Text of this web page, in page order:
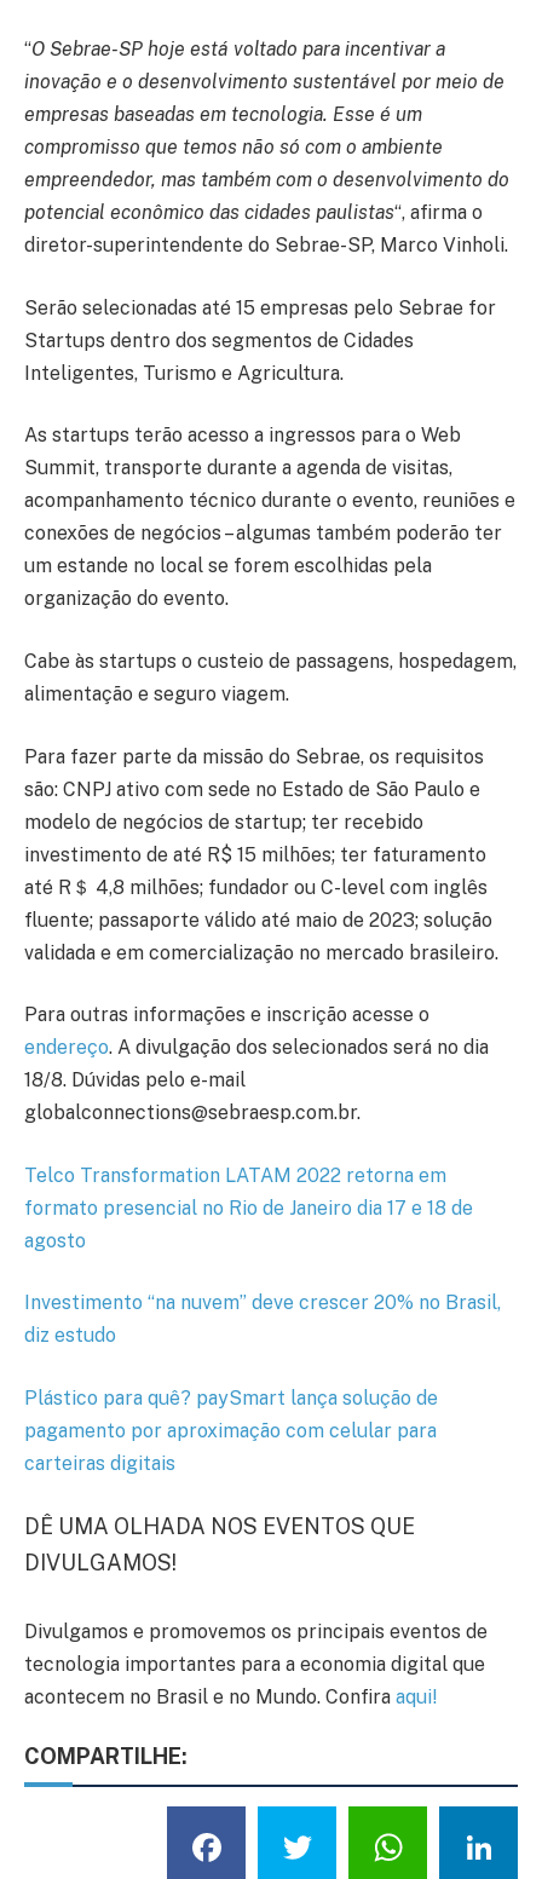
“O Sebrae-SP hoje está voltado para incentivar a
inovação e o desenvolvimento sustentável por meio de
empresas baseadas em tecnologia. Esse é um
compromisso que temos não só com o ambiente
empreendedor, mas também com o desenvolvimento do
potencial econômico das cidades paulistas“, afirma o
diretor-superintendente do Sebrae-SP, Marco Vinholi.
Serão selecionadas até 15 empresas pelo Sebrae for
Startups dentro dos segmentos de Cidades
Inteligentes, Turismo e Agricultura.
As startups terão acesso a ingressos para o Web
Summit, transporte durante a agenda de visitas,
acompanhamento técnico durante o evento, reuniões e
conexões de negócios – algumas também poderão ter
um estande no local se forem escolhidas pela
organização do evento.
Cabe às startups o custeio de passagens, hospedagem,
alimentação e seguro viagem.
Para fazer parte da missão do Sebrae, os requisitos
são: CNPJ ativo com sede no Estado de São Paulo e
modelo de negócios de startup; ter recebido
investimento de até R$ 15 milhões; ter faturamento
até R＄ 4,8 milhões; fundador ou C-level com inglês
fluente; passaporte válido até maio de 2023; solução
validada e em comercialização no mercado brasileiro.
Para outras informações e inscrição acesse o
endereço. A divulgação dos selecionados será no dia
18/8. Dúvidas pelo e-mail
globalconnections@sebraesp.com.br.
Telco Transformation LATAM 2022 retorna em
formato presencial no Rio de Janeiro dia 17 e 18 de
agosto
Investimento “na nuvem” deve crescer 20% no Brasil,
diz estudo
Plástico para quê? paySmart lança solução de
pagamento por aproximação com celular para
carteiras digitais
DÊ UMA OLHADA NOS EVENTOS QUE
DIVULGAMOS!
Divulgamos e promovemos os principais eventos de
tecnologia importantes para a economia digital que
acontecem no Brasil e no Mundo. Confira aqui!
COMPARTILHE:
Facebook
Twitter